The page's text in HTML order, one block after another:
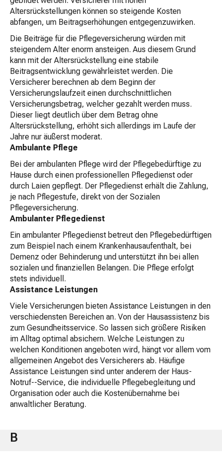
Altersrückstellungen können so steigende Kosten
abfangen, um Beitragserhöhungen entgegenzuwirken.
Die Beiträge für die Pflegeversicherung würden mit
steigendem Alter enorm ansteigen. Aus diesem Grund
kann mit der Altersrückstellung eine stabile
Beitragsentwicklung gewährleistet werden. Die
Versicherer berechnen ab dem Beginn der
Versicherungslaufzeit einen durchschnittlichen
Versicherungsbetrag, welcher gezahlt werden muss.
Dieser liegt deutlich über dem Betrag ohne
Altersrückstellung, erhöht sich allerdings im Laufe der
Jahre nur äußerst moderat.
Ambulante Pflege
Bei der ambulanten Pflege wird der Pflegebedürftige zu
Hause durch einen professionellen Pflegedienst oder
durch Laien gepflegt. Der Pflegedienst erhält die Zahlung,
je nach Pflegestufe, direkt von der Sozialen
Pflegeversicherung.
Ambulanter Pflegedienst
Ein ambulanter Pflegedienst betreut den Pflegebedürftigen
zum Beispiel nach einem Krankenhausaufenthalt, bei
Demenz oder Behinderung und unterstützt ihn bei allen
sozialen und finanziellen Belangen. Die Pflege erfolgt
stets individuell.
Assistance Leistungen
Viele Versicherungen bieten Assistance Leistungen in den
verschiedensten Bereichen an. Von der Hausassistenz bis
zum Gesundheitsservice. So lassen sich größere Risiken
im Alltag optimal absichern. Welche Leistungen zu
welchen Konditionen angeboten wird, hängt vor allem vom
allgemeinen Angebot des Versicherers ab. Häufige
Assistance Leistungen sind unter anderem der Haus-
Notruf--Service, die individuelle Pflegebegleitung und
Organisation oder auch die Kostenübernahme bei
anwaltlicher Beratung.
B